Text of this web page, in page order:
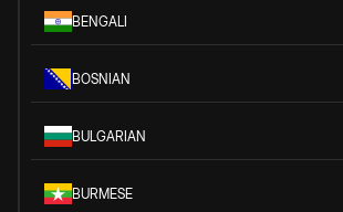
BENGALI
BOSNIAN
BULGARIAN
BURMESE